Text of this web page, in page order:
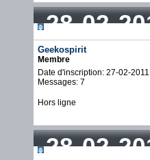
28-02-
Geekospirit
Membre
Date d'inscription: 27-02-2011
Messages: 7
Hors ligne
28-02-